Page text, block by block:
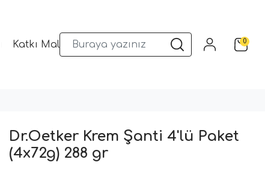
Katkı Malzemeleri Sunum Gereçleri Kalıplar0
Dr.Oetker Krem Şanti 4'lü Paket
(4x72g) 288 gr